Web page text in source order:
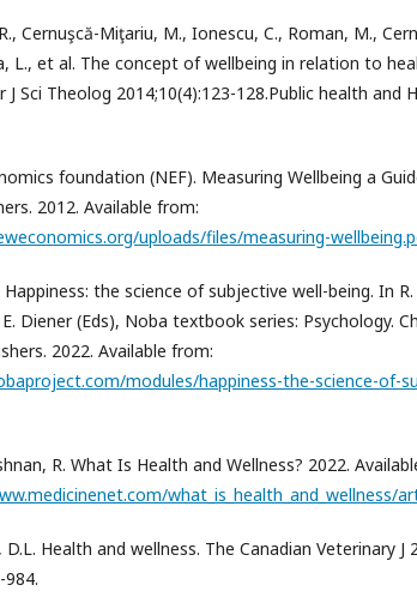
Cernuşcă-Miţariu, M., Ionescu, C., Roman, M.,
L., et al. The concept of wellbeing in relation to
J Sci Theolog 2014;10(4):123-128.Public health and
foundation (NEF). Measuring Wellbeing a
2012. Available from:
uploads/files/measuring-
Happiness: the science of subjective well-being. In
Diener (Eds), Noba textbook series: Psychology.
2022. Available from:
modules/happiness-the-science-of-
R. What Is Health and Wellness? 2022.
what_is_health_and_wellness/
Health and wellness. The Canadian Veterinary J
984.